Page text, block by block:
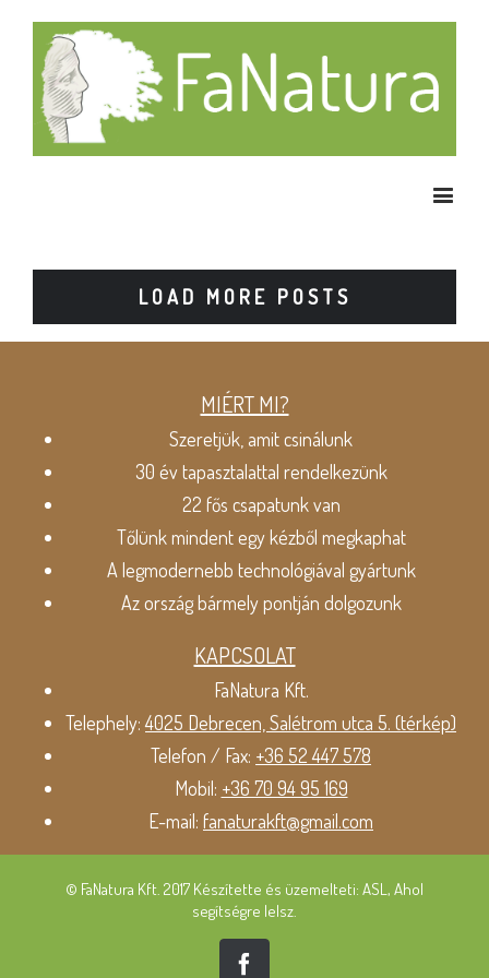
LOAD MORE POSTS
MIÉRT MI?
Szeretjük, amit csinálunk
30 év tapasztalattal rendelkezünk
22 fős csapatunk van
Tőlünk mindent egy kézből megkaphat
A legmodernebb technológiával gyártunk
Az ország bármely pontján dolgozunk
KAPCSOLAT
FaNatura Kft.
Telephely:4025 Debrecen, Salétrom utca 5. (térkép)
Telefon / Fax: +36 52 447 578
Mobil: +36 70 94 95 169
E-mail: fanaturakft@gmail.com
© FaNatura Kft. 2017 Készítette és üzemelteti: ASL, Ahol
segítségre lelsz.